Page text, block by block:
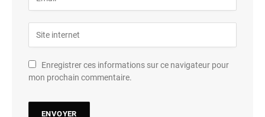
Enregistrer ces informations sur ce navigateur pour
mon prochain commentaire.